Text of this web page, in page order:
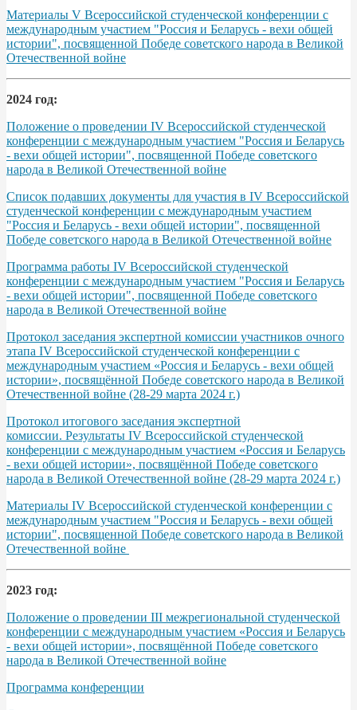
Материалы V Всероссийской студенческой конференции с
международным участием "Россия и Беларусь - вехи общей
истории", посвященной Победе советского народа в Великой
Отечественной войне
2024 год:
Положение о проведении IV Всероссийской студенческой
конференции с международным участием "Россия и Беларусь
- вехи общей истории", посвященной Победе советского
народа в Великой Отечественной войне
Список подавших документы для участия в IV Всероссийской
студенческой конференции с международным участием
"Россия и Беларусь - вехи общей истории", посвященной
Победе советского народа в Великой Отечественной войне
Программа работы IV Всероссийской студенческой
конференции с международным участием "Россия и Беларусь
- вехи общей истории", посвященной Победе советского
народа в Великой Отечественной войне
Протокол заседания экспертной комиссии участников очного
этапа IV Всероссийской студенческой конференции с
международным участием «Россия и Беларусь - вехи общей
истории», посвящённой Победе советского народа в Великой
Отечественной войне (28-29 марта 2024 г.)
Протокол итогового заседания экспертной
комиссии. Результаты IV Всероссийской студенческой
конференции с международным участием «Россия и Беларусь
- вехи общей истории», посвящённой Победе советского
народа в Великой Отечественной войне (28-29 марта 2024 г.)
Материалы IV Всероссийской студенческой конференции с
международным участием "Россия и Беларусь - вехи общей
истории", посвященной Победе советского народа в Великой
Отечественной войне
2023 год:
Положение о проведении III межрегиональной студенческой
конференции с международным участием «Россия и Беларусь
- вехи общей истории», посвящённой Победе советского
народа в Великой Отечественной войне
Программа конференции